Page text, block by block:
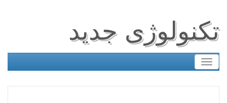
تکنولوژی جدید
Toggle
navigation